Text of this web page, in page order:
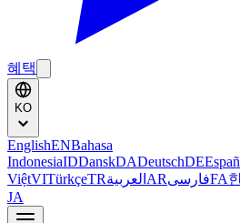
혜택
KO
EnglishENBahasa
IndonesiaIDDanskDADeutschDE
ViệtVITürkçeTRالعربية ARفارسیFA
JA